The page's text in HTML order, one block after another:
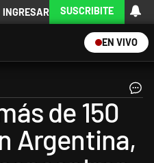
INGRESAR SUSCRIBITE
EN VIVO
de 150
Argentina,